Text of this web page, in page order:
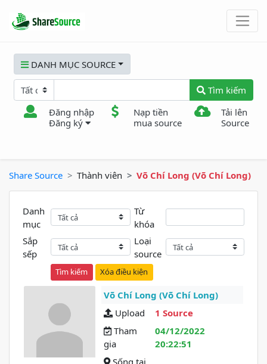
DANH MỤC SOURCE
Tìm kiếm
Đăng nhập
Đăng ký
Nạp tiền
mua source
Tải lên
Source
Share Source Thành viên Võ Chí Long (Võ Chí Long)
Danh
mục
Từ
khóa
Sắp
sếp
Loại
source
Xóa điều kiện
Võ Chí Long (Võ Chí Long)
Upload
1 Source
Tham
gia
04/12/2022
20:22:51
Sống tại